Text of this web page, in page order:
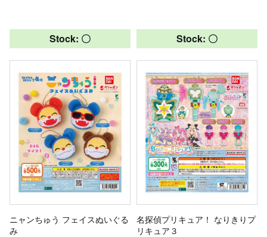
Stock: 〇
ニャンちゅう フェイスぬいぐる
み
Stock: 〇
名探偵プリキュア！ なりきりプ
リキュア３